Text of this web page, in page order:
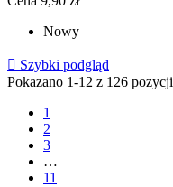
Nowy
 Szybki podgląd
Pokazano 1-12 z 126 pozycji
1
2
3
…
11